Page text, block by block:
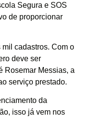
Segura e SOS
de proporcionar
cadastros. Com o
deve ser
Rosemar Messias, a
serviço prestado.
da
isso já vem nos